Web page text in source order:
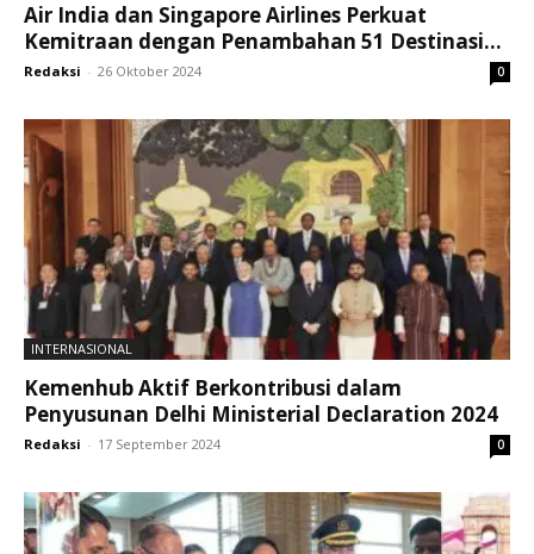
Air India dan Singapore Airlines Perkuat
Kemitraan dengan Penambahan 51 Destinasi...
Redaksi - 26 Oktober 2024 0
INTERNASIONAL
Kemenhub Aktif Berkontribusi dalam
Penyusunan Delhi Ministerial Declaration 2024
Redaksi - 17 September 2024 0